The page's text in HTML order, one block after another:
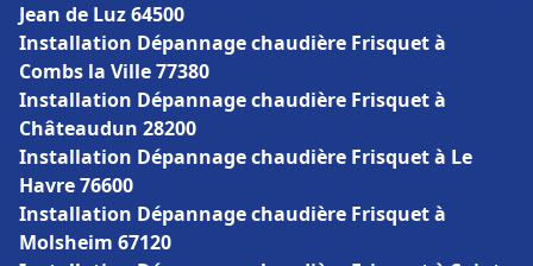
Jean de Luz 64500
Installation Dépannage chaudière Frisquet à
Combs la Ville 77380
Installation Dépannage chaudière Frisquet à
Châteaudun 28200
Installation Dépannage chaudière Frisquet à Le
Havre 76600
Installation Dépannage chaudière Frisquet à
Molsheim 67120